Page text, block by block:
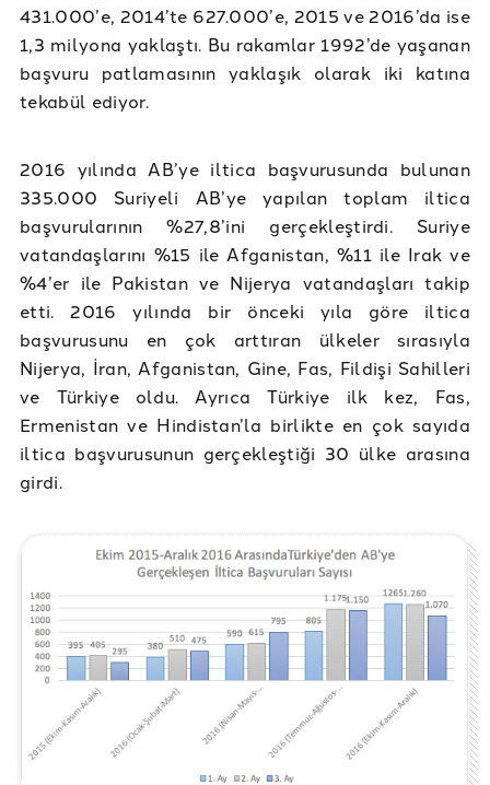
431.000’e, 2014’te 627.000’e, 2015 ve 2016’da ise
1,3 milyona yaklaştı. Bu rakamlar 1992’de yaşanan
başvuru patlamasının yaklaşık olarak iki katına
tekabül ediyor.
2016 yılında AB’ye iltica başvurusunda bulunan
335.000 Suriyeli AB’ye yapılan toplam iltica
başvurularının %27,8’ini gerçekleştirdi. Suriye
vatandaşlarını %15 ile Afganistan, %11 ile Irak ve
%4’er ile Pakistan ve Nijerya vatandaşları takip
etti. 2016 yılında bir önceki yıla göre iltica
başvurusunu en çok arttıran ülkeler sırasıyla
Nijerya, İran, Afganistan, Gine, Fas, Fildişi Sahilleri
ve Türkiye oldu. Ayrıca Türkiye ilk kez, Fas,
Ermenistan ve Hindistan’la birlikte en çok sayıda
iltica başvurusunun gerçekleştiği 30 ülke arasına
girdi.